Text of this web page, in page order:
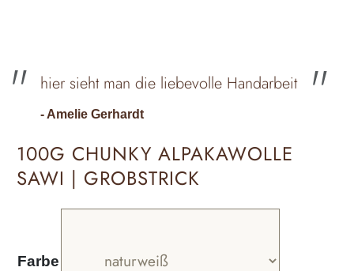
hier sieht man die liebevolle Handarbeit
- Amelie Gerhardt
100G CHUNKY ALPAKAWOLLE
SAWI | GROBSTRICK
Farbe